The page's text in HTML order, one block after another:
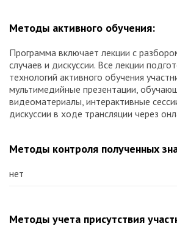
Методы активного обучения:
Программа включает лекции с
случаев и дискуссии. Все лекции
технологий активного обучения
мультимедийные презентации,
видеоматериалы, интерактивные
дискуссии в ходе трансляции через
Методы контроля полученных
нет
Методы учета присутствия